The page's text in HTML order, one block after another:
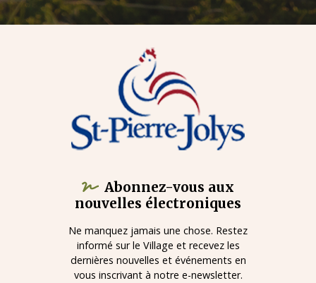
Abonnez-vous aux
nouvelles électroniques
Ne manquez jamais une chose. Restez
informé sur le Village et recevez les
dernières nouvelles et événements en
vous inscrivant à notre e-newsletter.